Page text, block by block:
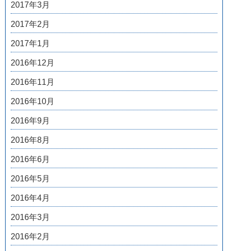
2017年3月
2017年2月
2017年1月
2016年12月
2016年11月
2016年10月
2016年9月
2016年8月
2016年6月
2016年5月
2016年4月
2016年3月
2016年2月